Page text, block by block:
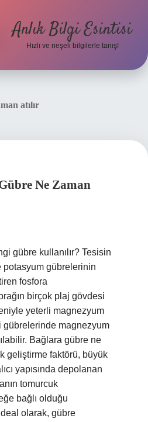
Anlık Bilgi Esintisi
Hızlı ve neşeli bilgilerle tanış!
atılır
Ne Zaman
gübre kullanılır? Tesisin
gübrelerinin
fosfora
birçok plaj gövdesi
yeterli magnezyum
gübrelerinde magnezyum
Bağlara gübre ne
geliştirme faktörü, büyük
yapısında depolanan
tomurcuk
bağlı olduğu
olarak, gübre